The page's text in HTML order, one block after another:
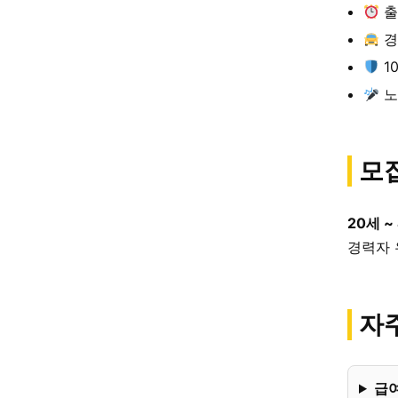
모
20세 ~
경력자
자
급